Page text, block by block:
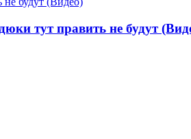
тут править не будут